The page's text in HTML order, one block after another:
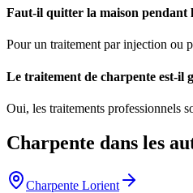
Faut-il quitter la maison pendant
Pour un traitement par injection ou
Le traitement de charpente est-il
Oui, les traitements professionnels
Charpente dans les
Charpente Lorient